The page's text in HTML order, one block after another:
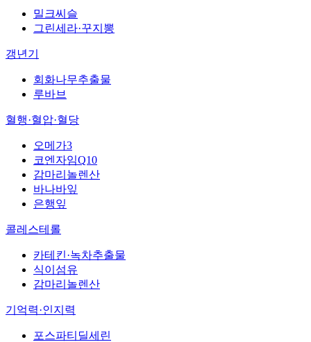
밀크씨슬
그린세라·꾸지뽕
갱년기
회화나무추출물
루바브
혈행·혈압·혈당
오메가3
코엔자임Q10
감마리놀렌산
바나바잎
은행잎
콜레스테롤
카테킨·녹차추출물
식이섬유
감마리놀렌산
기억력·인지력
포스파티딜세린